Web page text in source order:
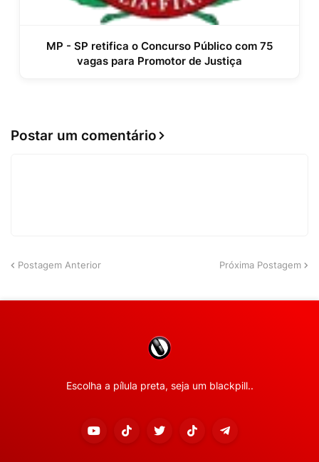
MP - SP retifica o Concurso Público com 75
vagas para Promotor de Justiça
Postar um comentário
Postagem Anterior Próxima Postagem
Escolha a pílula preta, seja um blackpill..